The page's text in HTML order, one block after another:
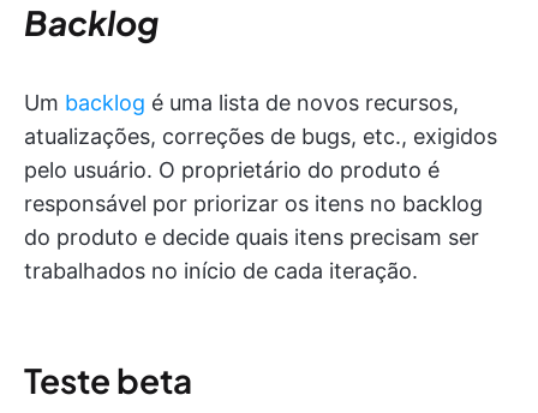
Backlog
Um backlog é uma lista de novos recursos,
atualizações, correções de bugs, etc., exigidos
pelo usuário. O proprietário do produto é
responsável por priorizar os itens no backlog
do produto e decide quais itens precisam ser
trabalhados no início de cada iteração.
Teste beta